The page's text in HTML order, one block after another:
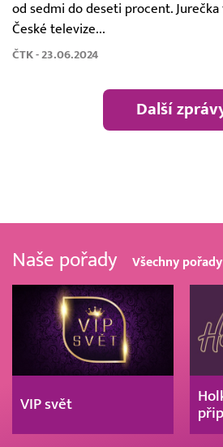
od sedmi do deseti procent.
České televize...
ČTK - 23.06.2024
Další
Naše pořady Všechny pořady
VIP svět